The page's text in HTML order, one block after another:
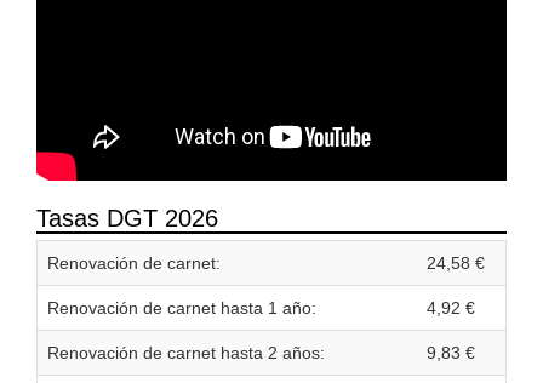
Tasas DGT 2026
Renovación de carnet: 24,58 €
Renovación de carnet hasta 1 año: 4,92 €
Renovación de carnet hasta 2 años: 9,83 €